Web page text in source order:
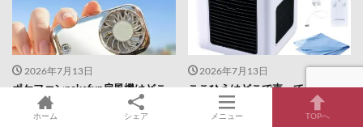
2026年7月13日
ポケファンpokefun扇風機はどこ
で売ってる？販売店や最安値のネ
ット通販
2026年7月13日
ここひえはどこで売ってる？販売
店や最安値のネット通販を調査
ホーム シェア メニュー TOPへ